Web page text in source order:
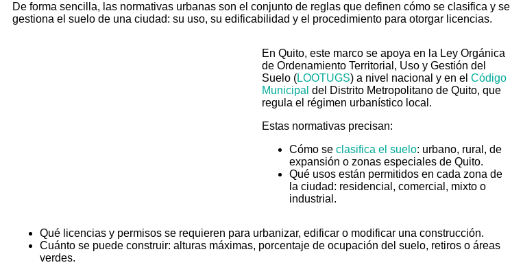
De forma sencilla, las normativas urbanas son el conjunto de reglas que definen cómo se clasifica y se
gestiona el suelo de una ciudad: su uso, su edificabilidad y el procedimiento para otorgar licencias.
En Quito, este marco se apoya en la Ley Orgánica
de Ordenamiento Territorial, Uso y Gestión del
Suelo (LOOTUGS) a nivel nacional y en el Código
Municipal del Distrito Metropolitano de Quito, que
regula el régimen urbanístico local.
Estas normativas precisan:
Cómo se clasifica el suelo: urbano, rural, de
expansión o zonas especiales de Quito.
Qué usos están permitidos en cada zona de
la ciudad: residencial, comercial, mixto o
industrial.
Qué licencias y permisos se requieren para urbanizar, edificar o modificar una construcción.
Cuánto se puede construir: alturas máximas, porcentaje de ocupación del suelo, retiros o áreas
verdes.